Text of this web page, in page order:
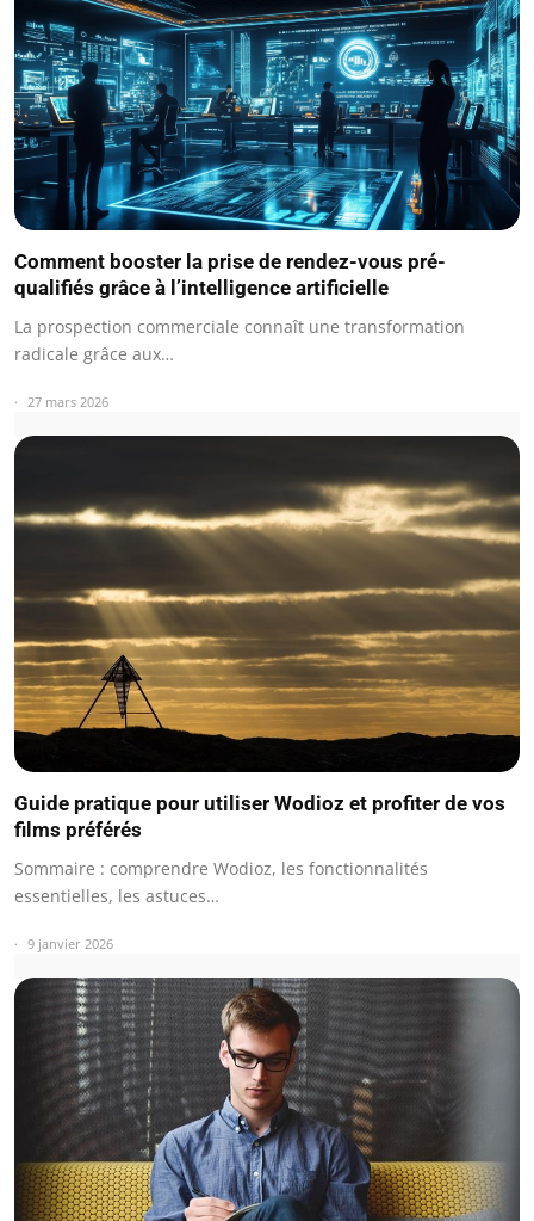
Comment booster la prise de rendez-vous pré-
qualifiés grâce à l’intelligence artificielle
La prospection commerciale connaît une transformation
radicale grâce aux…
27 mars 2026
Guide pratique pour utiliser Wodioz et profiter de vos
films préférés
Sommaire : comprendre Wodioz, les fonctionnalités
essentielles, les astuces…
9 janvier 2026